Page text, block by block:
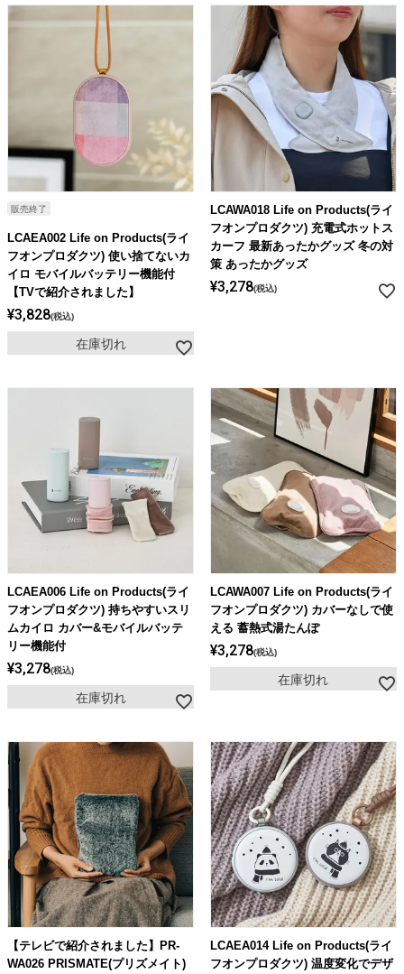
販売終了
LCAEA002 Life on Products(ライ
フオンプロダクツ) 使い捨てないカ
イロ モバイルバッテリー機能付
【TVで紹介されました】
¥3,828 税込
在庫切れ
LCAWA018 Life on Products(ライ
フオンプロダクツ) 充電式ホットス
カーフ 最新あったかグッズ 冬の対
策 あったかグッズ
¥3,278 税込
LCAEA006 Life on Products(ライ
フオンプロダクツ) 持ちやすいスリ
ムカイロ カバー&モバイルバッテ
リー機能付
¥3,278 税込
在庫切れ
LCAWA007 Life on Products(ライ
フオンプロダクツ) カバーなしで使
える 蓄熱式湯たんぽ
¥3,278 税込
在庫切れ
【テレビで紹介されました】PR-
WA026 PRISMATE(プリズメイト)
LCAEA014 Life on Products(ライ
フオンプロダクツ) 温度変化でデザ